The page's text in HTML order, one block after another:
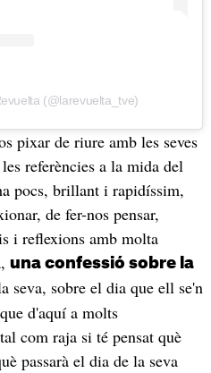
(@larevuelta_tve)
pixar de riure amb les seves
referències a la mida del
pocs, brillant i rapidíssim,
de fer-nos pensar,
i reflexions amb molta
una confessió sobre la
seva, sobre el dia que ell se'n
d'aquí a molts
com raja si té pensat què
passarà el dia de la seva